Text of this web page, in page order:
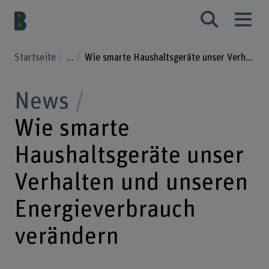
Startseite ... Wie smarte Haushaltsgeräte unser Verhalten und unseren Energieverbrauch verändern
News
Wie smarte
Haushaltsgeräte unser
Verhalten und unseren
Energieverbrauch
verändern